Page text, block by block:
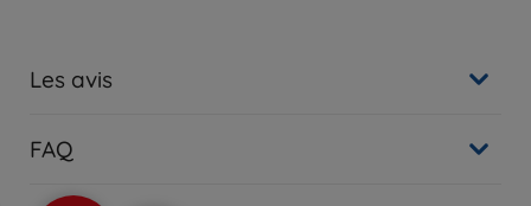
Les avis
FAQ